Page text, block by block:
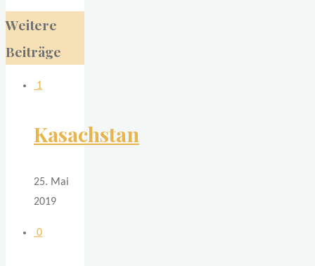
Weitere
Beiträge
1
Kasachstan
25. Mai
2019
0